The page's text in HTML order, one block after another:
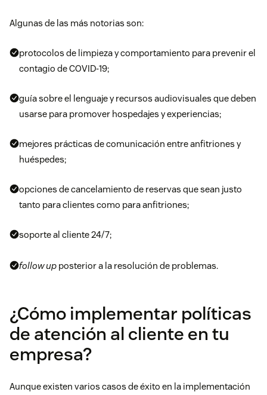
Algunas de las más notorias son:
protocolos de limpieza y comportamiento para prevenir el
contagio de COVID-19;
guía sobre el lenguaje y recursos audiovisuales que deben
usarse para promover hospedajes y experiencias;
mejores prácticas de comunicación entre anfitriones y
huéspedes;
opciones de cancelamiento de reservas que sean justo
tanto para clientes como para anfitriones;
soporte al cliente 24/7;
follow up posterior a la resolución de problemas.
¿Cómo implementar políticas
de atención al cliente en tu
empresa?
Aunque existen varios casos de éxito en la implementación